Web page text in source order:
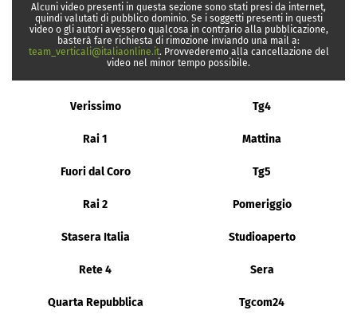
Alcuni video presenti in questa sezione sono stati presi da internet,
quindi valutati di pubblico dominio. Se i soggetti presenti in questi
video o gli autori avessero qualcosa in contrario alla pubblicazione,
basterà fare richiesta di rimozione inviando una mail a:
team_verticali@italiaonline.it. Provvederemo alla cancellazione del
video nel minor tempo possibile.
Verissimo Tg4
Rai 1 Mattina
Fuori dal Coro Tg5
Rai 2 Pomeriggio
Stasera Italia Studioaperto
Rete 4 Sera
Quarta Repubblica Tgcom24